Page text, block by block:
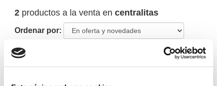
2 productos a la venta en centralitas
Ordenar por:
¿No encuentras el producto que estas buscando?
Preguntanos e intentaremos ayudarte.